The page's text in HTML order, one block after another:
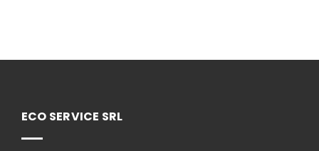
ECO SERVICE SRL